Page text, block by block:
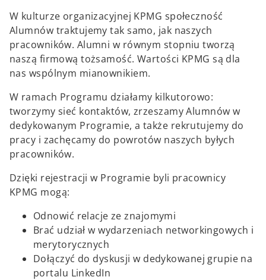
W kulturze organizacyjnej KPMG społeczność
Alumnów traktujemy tak samo, jak naszych
pracowników. Alumni w równym stopniu tworzą
naszą firmową tożsamość. Wartości KPMG są dla
nas wspólnym mianownikiem.
W ramach Programu działamy kilkutorowo:
tworzymy sieć kontaktów, zrzeszamy Alumnów w
dedykowanym Programie, a także rekrutujemy do
pracy i zachęcamy do powrotów naszych byłych
pracowników.
Dzięki rejestracji w Programie byli pracownicy
KPMG mogą:
Odnowić relacje ze znajomymi
Brać udział w wydarzeniach networkingowych i
merytorycznych
Dołączyć do dyskusji w dedykowanej grupie na
portalu LinkedIn